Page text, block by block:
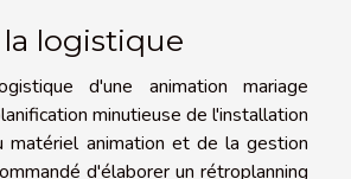
logistique
d'une animation mariage
minutieuse de l'installation
matériel animation et de la gestion
d'élaborer un rétroplanning